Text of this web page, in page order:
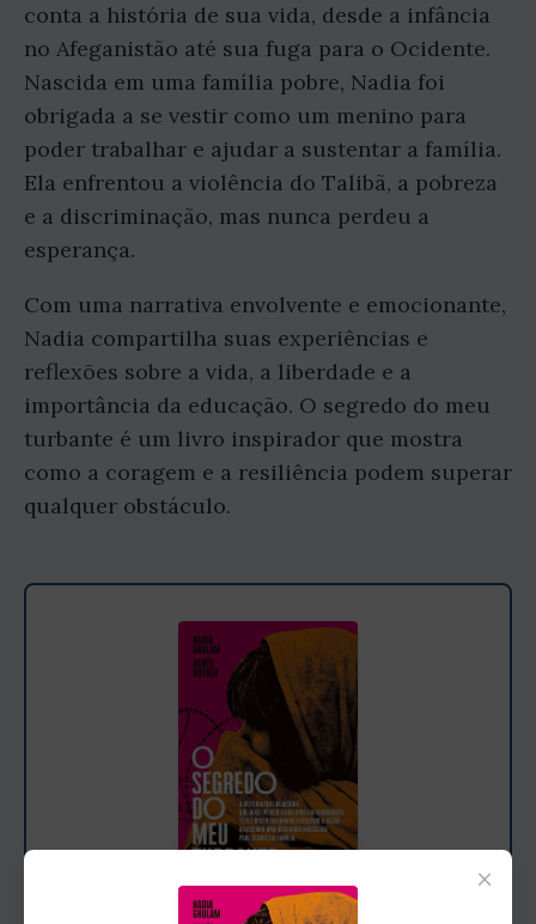
conta a história de sua vida, desde a infância
no Afeganistão até sua fuga para o Ocidente.
Nascida em uma família pobre, Nadia foi
obrigada a se vestir como um menino para
poder trabalhar e ajudar a sustentar a família.
Ela enfrentou a violência do Talibã, a pobreza
e a discriminação, mas nunca perdeu a
esperança.
Com uma narrativa envolvente e emocionante,
Nadia compartilha suas experiências e
reflexões sobre a vida, a liberdade e a
importância da educação. O segredo do meu
turbante é um livro inspirador que mostra
como a coragem e a resiliência podem superar
qualquer obstáculo.
Gostou do resumo? Leia o livro
×